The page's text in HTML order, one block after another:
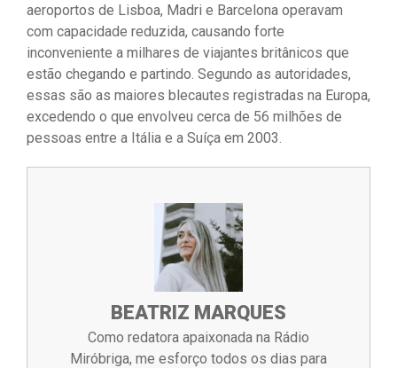
aeroportos de Lisboa, Madri e Barcelona operavam
com capacidade reduzida, causando forte
inconveniente a milhares de viajantes britânicos que
estão chegando e partindo. Segundo as autoridades,
essas são as maiores blecautes registradas na Europa,
excedendo o que envolveu cerca de 56 milhões de
pessoas entre a Itália e a Suíça em 2003.
BEATRIZ MARQUES
Como redatora apaixonada na Rádio
Miróbriga, me esforço todos os dias para